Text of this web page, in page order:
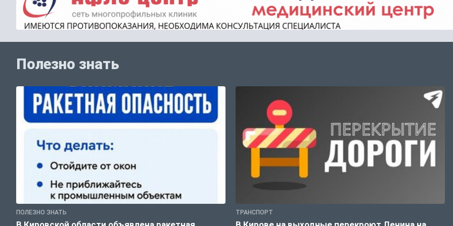
Полезно знать
ПОЛЕЗНО ЗНАТЬ ТРАНСПОРТ